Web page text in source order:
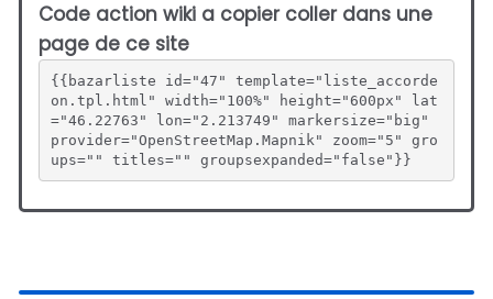
Code action wiki a copier coller dans une
page de ce site
{{bazarliste id="47" template="liste_accorde
on.tpl.html" width="100%" height="600px" lat
="46.22763" lon="2.213749" markersize="big"
provider="OpenStreetMap.Mapnik" zoom="5" gro
ups="" titles="" groupsexpanded="false"}}